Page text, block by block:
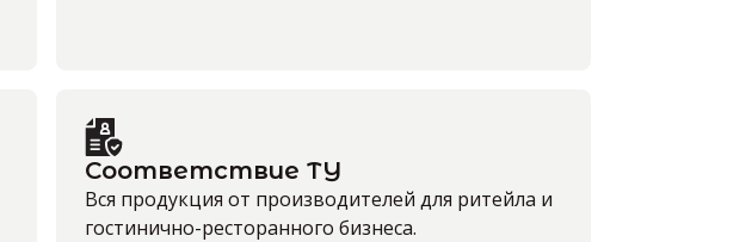
Соответствие ТУ
Вся продукция от производителей для ритейла и
гостинично-ресторанного бизнеса.